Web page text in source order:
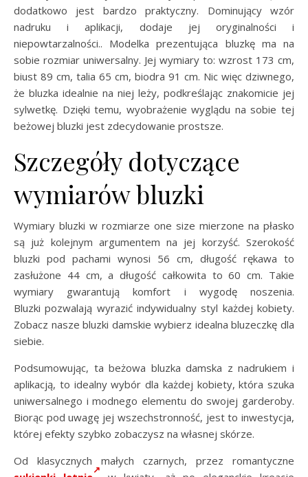
dodatkowo jest bardzo praktyczny. Dominujący wzór
nadruku i aplikacji, dodaje jej oryginalności i
niepowtarzalności.. Modelka prezentująca bluzkę ma na
sobie rozmiar uniwersalny. Jej wymiary to: wzrost 173 cm,
biust 89 cm, talia 65 cm, biodra 91 cm. Nic więc dziwnego,
że bluzka idealnie na niej leży, podkreślając znakomicie jej
sylwetkę. Dzięki temu, wyobrażenie wyglądu na sobie tej
beżowej bluzki jest zdecydowanie prostsze.
Szczegóły dotyczące
wymiarów bluzki
Wymiary bluzki w rozmiarze one size mierzone na płasko
są już kolejnym argumentem na jej korzyść. Szerokość
bluzki pod pachami wynosi 56 cm, długość rękawa to
zasłużone 44 cm, a długość całkowita to 60 cm. Takie
wymiary gwarantują komfort i wygodę noszenia.
Bluzki pozwalają wyrazić indywidualny styl każdej kobiety.
Zobacz nasze bluzki damskie wybierz idealna bluzeczkę dla
siebie.
Podsumowując, ta beżowa bluzka damska z nadrukiem i
aplikacją, to idealny wybór dla każdej kobiety, która szuka
uniwersalnego i modnego elementu do swojej garderoby.
Biorąc pod uwagę jej wszechstronność, jest to inwestycja,
której efekty szybko zobaczysz na własnej skórze.
Od klasycznych małych czarnych, przez romantyczne